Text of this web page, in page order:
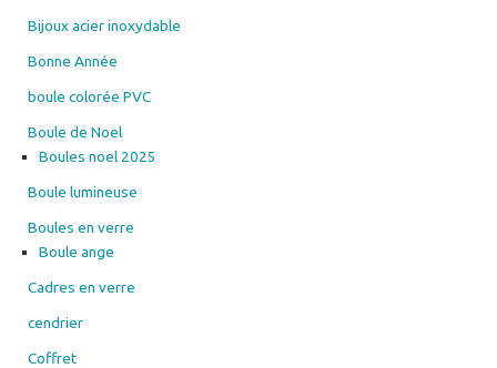
Bijoux acier inoxydable
Bonne Année
boule colorée PVC
Boule de Noel
Boules noel 2025
Boule lumineuse
Boules en verre
Boule ange
Cadres en verre
cendrier
Coffret